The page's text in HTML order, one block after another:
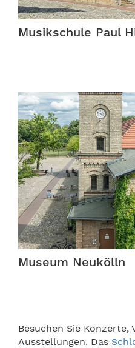
Musikschule Paul
Museum Neukölln
Besuchen Sie Konzerte,
Ausstellungen. Das